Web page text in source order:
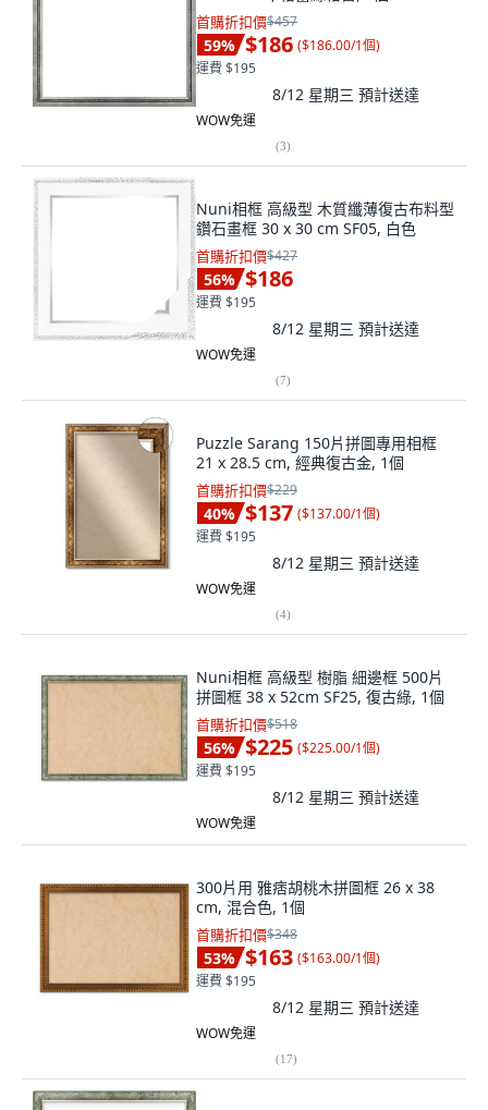
首購折扣價$457
59% $186 ($186.00/1個)
運費 $195
8/12 星期三 預計送達
WOW免運
(3)
Nuni相框 高級型 木質纖薄復古布料型
鑽石畫框 30 x 30 cm SF05, 白色
首購折扣價$427
56% $186
運費 $195
8/12 星期三 預計送達
WOW免運
(7)
Puzzle Sarang 150片拼圖專用相框
21 x 28.5 cm, 經典復古金, 1個
首購折扣價$229
40% $137 ($137.00/1個)
運費 $195
8/12 星期三 預計送達
WOW免運
(4)
Nuni相框 高級型 樹脂 細邊框 500片
拼圖框 38 x 52cm SF25, 復古綠, 1個
首購折扣價$518
56% $225 ($225.00/1個)
運費 $195
8/12 星期三 預計送達
WOW免運
300片用 雅痞胡桃木拼圖框 26 x 38
cm, 混合色, 1個
首購折扣價$348
53% $163 ($163.00/1個)
運費 $195
8/12 星期三 預計送達
WOW免運
(17)